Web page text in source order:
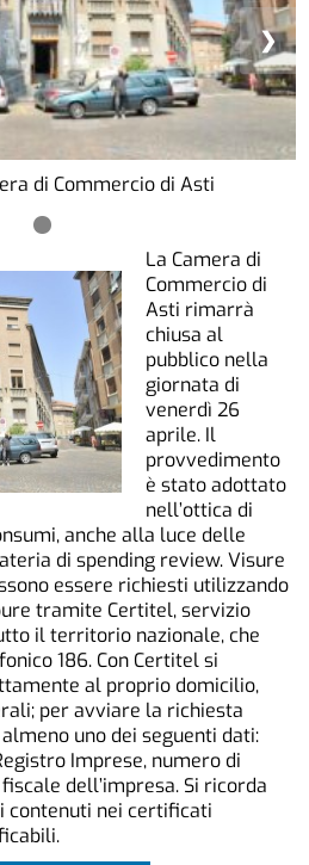
di Commercio di Asti
❯
La Camera di
Commercio di
Asti rimarrà
chiusa al
pubblico nella
giornata di
venerdì 26
aprile. Il
provvedimento
è stato adottato
nell’ottica di
anche alla luce delle
di spending review. Visure
essere richiesti utilizzando
tramite Certitel, servizio
il territorio nazionale, che
186. Con Certitel si
al proprio domicilio,
per avviare la richiesta
uno dei seguenti dati:
Imprese, numero di
dell’impresa. Si ricorda
contenuti nei certificati